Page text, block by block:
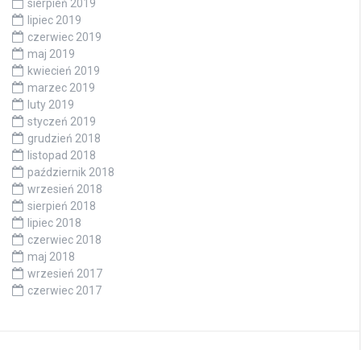
sierpień 2019
lipiec 2019
czerwiec 2019
maj 2019
kwiecień 2019
marzec 2019
luty 2019
styczeń 2019
grudzień 2018
listopad 2018
październik 2018
wrzesień 2018
sierpień 2018
lipiec 2018
czerwiec 2018
maj 2018
wrzesień 2017
czerwiec 2017